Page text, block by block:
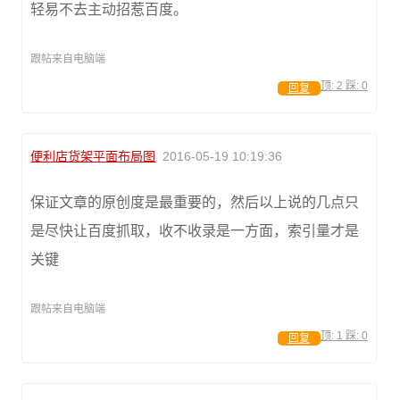
轻易不去主动招惹百度。
跟帖来自电脑端
顶: 2 踩: 0
回复
便利店货架平面布局图 2016-05-19 10:19:36
保证文章的原创度是最重要的，然后以上说的几点只
是尽快让百度抓取，收不收录是一方面，索引量才是
关键
跟帖来自电脑端
顶: 1 踩: 0
回复